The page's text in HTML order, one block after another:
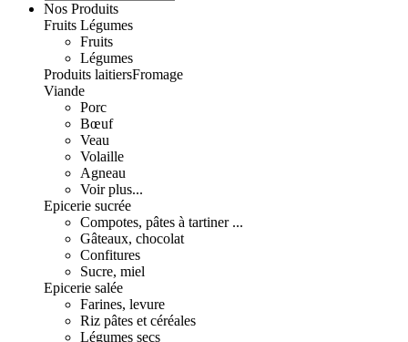
Nos Produits
Fruits Légumes
Fruits
Légumes
Produits laitiersFromage
Viande
Porc
Bœuf
Veau
Volaille
Agneau
Voir plus...
Epicerie sucrée
Compotes, pâtes à tartiner ...
Gâteaux, chocolat
Confitures
Sucre, miel
Epicerie salée
Farines, levure
Riz pâtes et céréales
Légumes secs